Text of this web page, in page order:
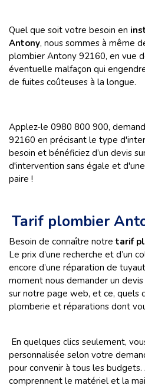
Quel que soit votre besoin en
Antony, nous sommes à même
plombier Antony 92160, en vue
éventuelle malfaçon qui
de fuites coûteuses à la longue.
Applez-le 0980 800 900,
92160 en précisant le type
besoin et bénéficiez d’un devis
d'intervention sans égale et
paire !
Tarif plombier
Besoin de connaître notre tarif
Le prix d’une recherche et d’un
encore d’une réparation de
moment nous demander un
sur notre page web, et ce, quels
plomberie et réparations dont
En quelques clics seulement,
personnalisée selon votre
pour convenir à tous les
comprennent le matériel et la